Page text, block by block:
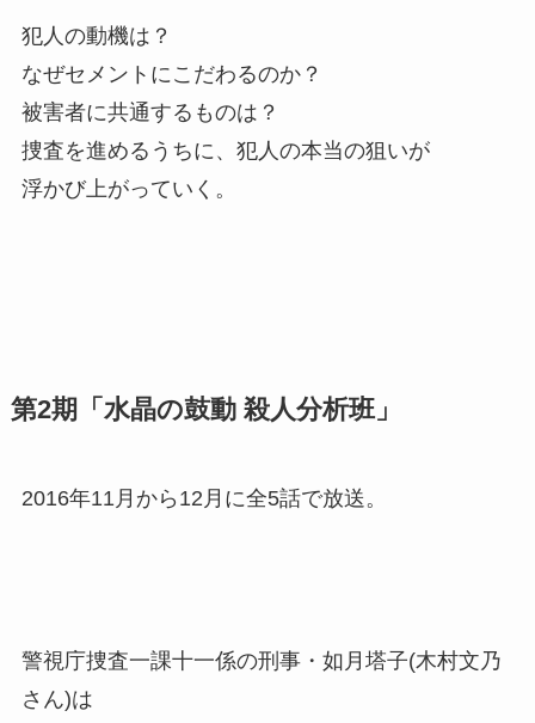
犯人の動機は？
なぜセメントにこだわるのか？
被害者に共通するものは？
捜査を進めるうちに、犯人の本当の狙いが
浮かび上がっていく。
第2期「水晶の鼓動 殺人分析班」
2016年11月から12月に全5話で放送。
警視庁捜査一課十一係の刑事・如月塔子(木村文乃
さん)は